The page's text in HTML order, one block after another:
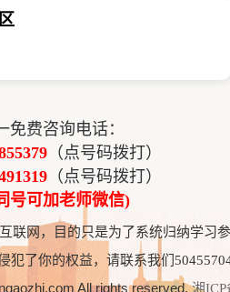
免费咨询电话：
（点号码拨打）
（点号码拨打）
号可加老师微信)
联网，目的只是为了系统归纳学习
犯了你的权益，请联系我们
All rights reserved.湘